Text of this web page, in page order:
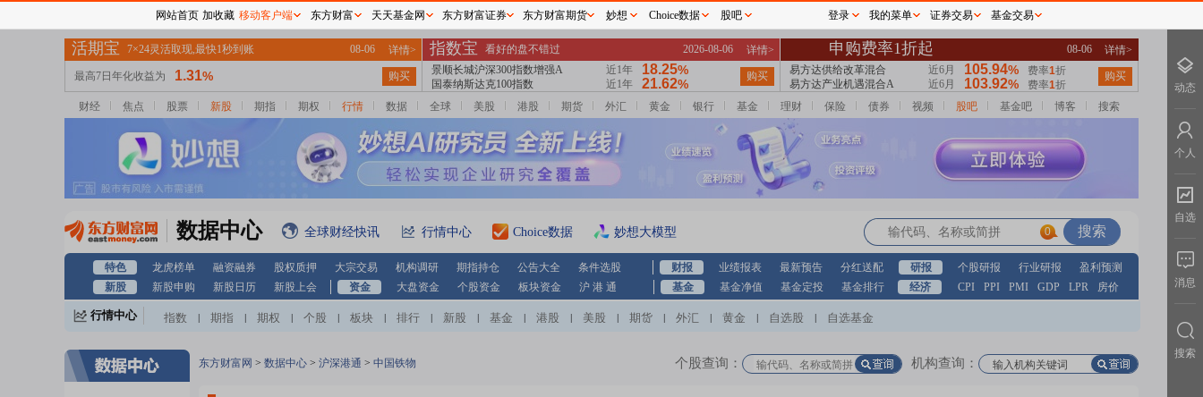
财经 焦点 股票 新股 期指 期权 行情 数据 全球 美股 港股 期货 外汇 黄金 银行 基金 理财 保险 债券 视频 股吧 基金吧 博客 搜索
数据中心 全球财经快讯 行情中心 Choice数据 妙想大模型 0
特色 龙虎榜单 融资融券 股权质押 大宗交易 机构调研 期指持仓 公告大全 条件选股 财报 业绩报表 最新预告 分红送配 研报 个股研报 行业研报
盈利预测
新股
新股申购 新股日历 新股上会 资金 大盘资金 个股资金 板块资金 沪 港 通 基金 基金净值 基金定投 基金排行 经济 CPI PPI PMI GDP LPR 房价
行情中心 指数 期指 期权 个股 板块 排行 新股 基金 港股 美股 期货 外汇 黄金 自选股 自选基金
东方财富网 > 数据中心 > 沪深港通 > 中国铁物 个股查询： 机构查询：
网站首页 加收藏 移动客户端 东方财富 天天基金网 东方财富证券 东方财富期货 妙想 Choice数据 股吧 登录 我的菜单 证券交易 基金交易
动态
个人
自选
消息
搜索